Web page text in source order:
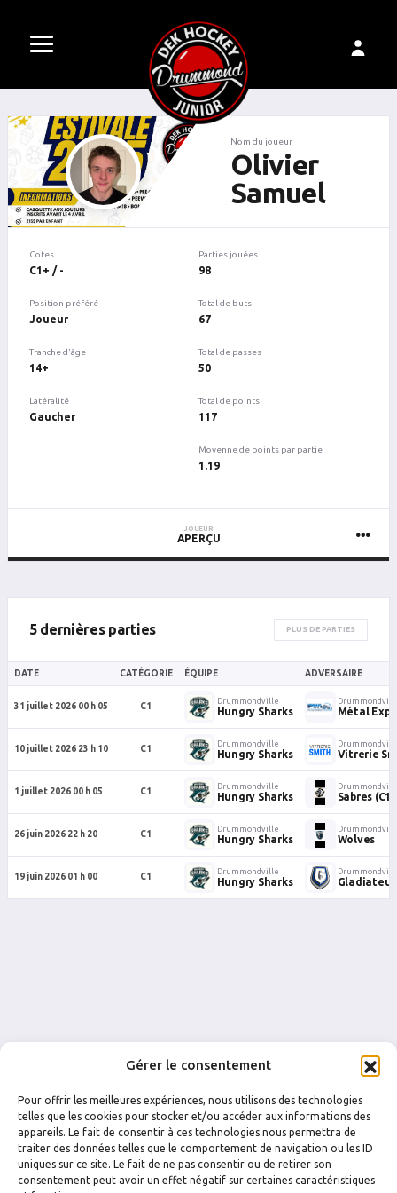
Gérer le consentement
Pour offrir les meilleures expériences, nous utilisons des technologies
telles que les cookies pour stocker et/ou accéder aux informations des
appareils. Le fait de consentir à ces technologies nous permettra de
traiter des données telles que le comportement de navigation ou les ID
uniques sur ce site. Le fait de ne pas consentir ou de retirer son
consentement peut avoir un effet négatif sur certaines caractéristiques
Nom du joueur
Olivier
Samuel
Cotes
C1+ / -
Position préféré
Joueur
Tranche d'âge
14+
Latéralité
Gaucher
Parties jouées
98
Total de buts
67
Total de passes
50
Total de points
117
Moyenne de points par partie
1.19
JOUEUR
APERÇU
5 dernières parties PLUS DE PARTIES
DATE CATÉGORIE ÉQUIPE ADVERSAIRE
31 juillet 2026 00 h 05 C1
Drummondville
Hungry Sharks Métal
10 juillet 2026 23 h 10 C1
Drummondville
Hungry Sharks Vitrerie
1 juillet 2026 00 h 05 C1
Drummondville
Hungry Sharks Sabres (C1)
26 juin 2026 22 h 20 C1
Drummondville
Hungry Sharks Wolves
19 juin 2026 01 h 00 C1
Drummondville
Hungry Sharks
FACEBOOK INSTAGRAM